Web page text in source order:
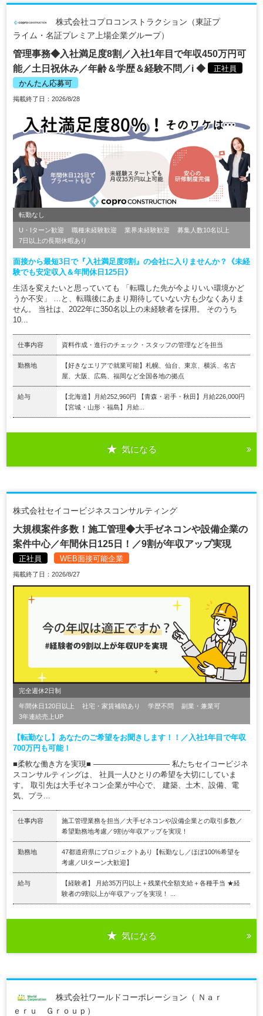
株式会社コプロコンストラクション（東証プ
ライム・名証プレミア上場企業グループ）
管理事務◆入社満足度8割／入社1年目で年収450万円可
能／土日祝休み／年齢＆学歴＆経験不問／i ◆
正社員
かんたん応募可
掲載終了日：2026/8/28
転勤なし
U・Iターン歓迎 職種未経験歓迎 業界未経験歓迎
募集人数10名以上
7日以上の長期休暇あり
面接から最短3日で『入社満足度8割』の会社に入りませんか？《未経
験でも安定収入＆年間休日125日》
生活を変えたいと思っていても 「転職した先が今よりいい環境かど
うか不安」 …と、転職後にあまり期待していない方も少なくありま
せん。 当社は、2022年に350名以上の未経験者を採用。 そのうち
10...
仕事内容 資料作成・進行のチェック・スタッフの管理などを担当
勤務地
【好きなエリアで就業可能】札幌、仙台、東京、横浜、名古
屋、大阪、広島、福岡など全国各地の拠点
給与
【北海道】月給252,960円 【青森・岩手・秋田】月給226,000円
【宮城・山形・福島】月給...
気になる
株式会社セイコービジネスコンサルティング
大規模案件多数！施工管理◆大手ゼネコンや設備企業の
案件中心／年間休日125日！／9割が年収アップ実現
正社員 WEB面接可能企業
掲載終了日：2026/8/27
完全週休2日制
年間休日120日以上 社宅・家賃補助あり 学歴不問
副業・兼業可
3年連続売上UP
【転勤なし】あなたのご希望をお聞きします！！／入社1年目で年収
700万円も可能！
■柔軟な働き方を実現■ ―――――――――― 私たちセイコービジネ
スコンサルティングは、 社員一人ひとりの希望を大切にしていま
す。 取引先は大手ゼネコン企業が中心で、 建築、土木、設備、電
気、プラ...
仕事内容
施工管理業務を担当／大手ゼネコンや設備企業との取引多数／
希望勤務地考慮／9割が年収アップを実現！
勤務地
47都道府県にプロジェクトあり【転勤なし／ほぼ100%希望を
考慮／UIターン大歓迎】
給与
【経験者】 月給35万円以上＋残業代全額支給＋各種手当 ★経
験者の9割以上が年収アップを実現！ ...
気になる
株式会社ワールドコーポレーション（ Ｎａｒ
ｅｒｕ Ｇｒｏｕｐ）